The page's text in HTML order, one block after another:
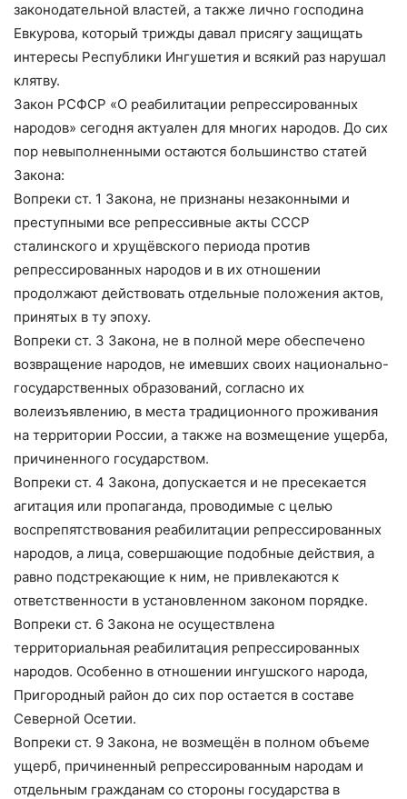
законодательной властей, а также лично господина
Евкурова, который трижды давал присягу защищать
интересы Республики Ингушетия и всякий раз нарушал
клятву.
Закон РСФСР «О реабилитации репрессированных
народов» сегодня актуален для многих народов. До сих
пор невыполненными остаются большинство статей
Закона:
Вопреки ст. 1 Закона, не признаны незаконными и
преступными все репрессивные акты СССР
сталинского и хрущёвского периода против
репрессированных народов и в их отношении
продолжают действовать отдельные положения актов,
принятых в ту эпоху.
Вопреки ст. 3 Закона, не в полной мере обеспечено
возвращение народов, не имевших своих национально-
государственных образований, согласно их
волеизъявлению, в места традиционного проживания
на территории России, а также на возмещение ущерба,
причиненного государством.
Вопреки ст. 4 Закона, допускается и не пресекается
агитация или пропаганда, проводимые с целью
воспрепятствования реабилитации репрессированных
народов, а лица, совершающие подобные действия, а
равно подстрекающие к ним, не привлекаются к
ответственности в установленном законом порядке.
Вопреки ст. 6 Закона не осуществлена
территориальная реабилитация репрессированных
народов. Особенно в отношении ингушского народа,
Пригородный район до сих пор остается в составе
Северной Осетии.
Вопреки ст. 9 Закона, не возмещён в полном объеме
ущерб, причиненный репрессированным народам и
отдельным гражданам со стороны государства в